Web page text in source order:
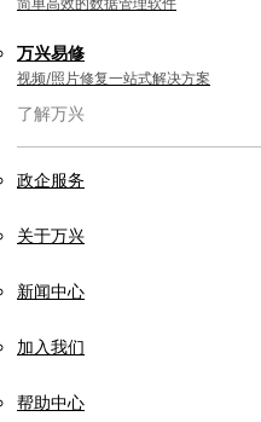
万兴易修
视频/照片修复一站式解决方案
了解万兴
政企服务
关于万兴
新闻中心
加入我们
帮助中心